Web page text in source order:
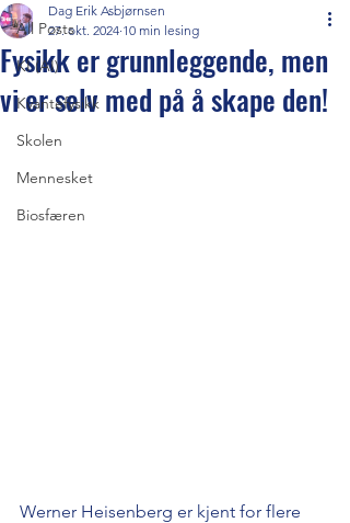
All Posts
KI (AI)
Kvantefysikk
Skolen
Mennesket
Biosfæren
Fysikk er grunnleggende, men
vi er selv med på å skape den!
Dag Erik Asbjørnsen
27. okt. 2024 10 min lesing
Werner Heisenberg er kjent for flere